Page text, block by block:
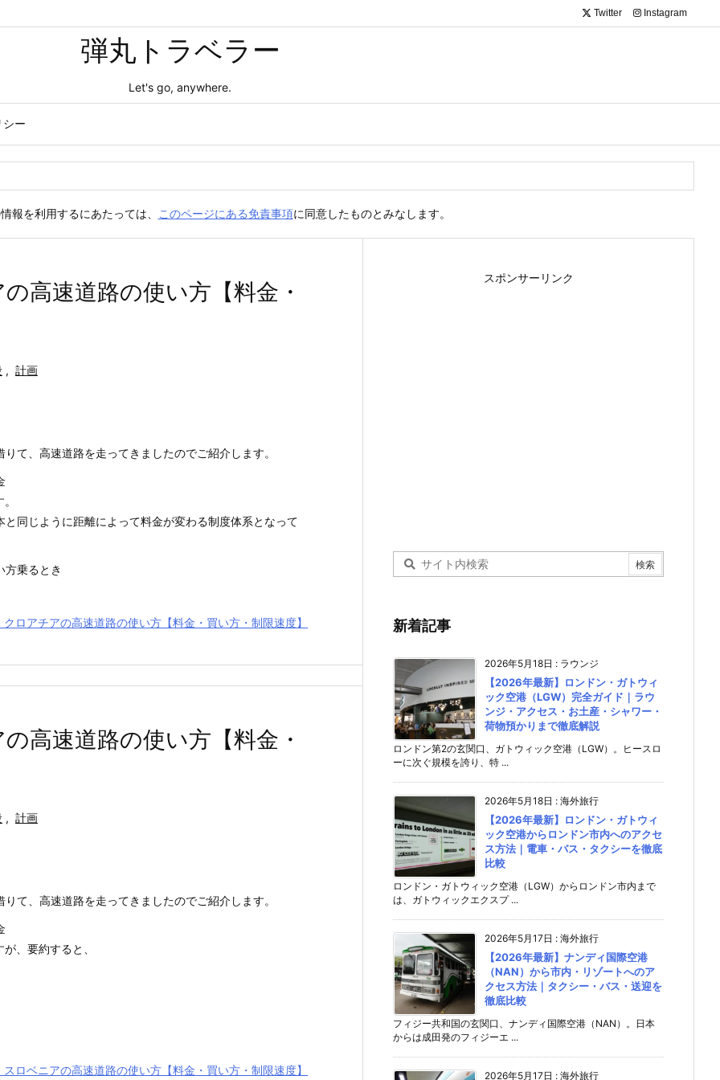
弾丸トラベラー
Let's go, anywhere.
シー
Twitter Instagram
報を利用するにあたっては、 このページにある免責事項に同意したものとみなします。
高速道路の使い方【料金・
, 計画
て、高速道路を走ってきましたのでご紹介します。
同じように距離によって料金が変わる制度体系となって
方乗るとき
ロアチアの高速道路の使い方【料金・買い方・制限速度】
高速道路の使い方【料金・
, 計画
て、高速道路を走ってきましたのでご紹介します。
、要約すると、
ロベニアの高速道路の使い方【料金・買い方・制限速度】
スポンサーリンク
新着記事
2026年5月18日 : ラウンジ
【2026年最新】ロンドン・ガトウィ
ック空港（LGW）完全ガイド｜ラウ
ンジ・アクセス・お土産・シャワー・
荷物預かりまで徹底解説
ロンドン第2の玄関口、ガトウィック空港（LGW）。ヒースロ
ーに次ぐ規模を誇り、特 ...
2026年5月18日 : 海外旅行
【2026年最新】ロンドン・ガトウィ
ック空港からロンドン市内へのアクセ
ス方法｜電車・バス・タクシーを徹底
比較
ロンドン・ガトウィック空港（LGW）からロンドン市内まで
は、ガトウィックエクスプ ...
2026年5月17日 : 海外旅行
【2026年最新】ナンディ国際空港
（NAN）から市内・リゾートへのア
クセス方法｜タクシー・バス・送迎を
徹底比較
フィジー共和国の玄関口、ナンディ国際空港（NAN）。日本
からは成田発のフィジーエ ...
2026年5月17日 : 海外旅行